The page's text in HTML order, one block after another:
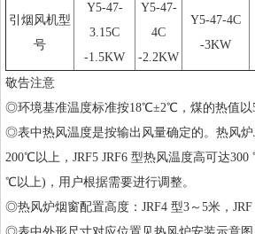
引烟风机型
号
Y5-47-
3.15C
-1.5KW
Y5-47-
4C
-2.2KW
Y5-47-4C
-3KW
敬告注意
◎环境基准温度标准按18℃±2℃，煤的热值以
◎表中热风温度是按输出风量确定的。热风炉
200℃以上，JRF5 JRF6 型热风温度高可达
℃以上)，用户根据需要进行调整。
◎热风炉烟窗配置高度：JRF4 型3～5米，JRF